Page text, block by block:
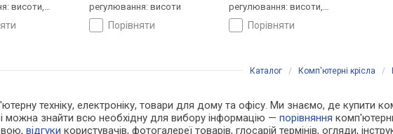
висоти,
регулювання: висоти
порівняти
регулювання: висоти,
глибинипорівняти
Каталог / Комп'ютерні крісла /
техніку, електроніку, товари для дому та офісу. Ми знаємо, де купити
можна знайти всю необхідну для вибору інформацію —порівняння
відгуки користувачів, фотогалереї товарів, глосарій термінів, огляди,